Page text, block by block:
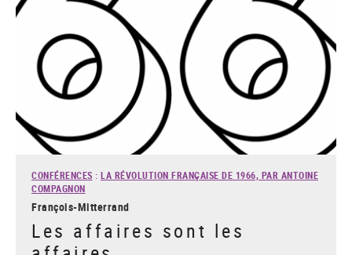
CONFÉRENCES : LA RÉVOLUTION FRANÇAISE DE 1966, PAR ANTOINE
COMPAGNON
François-Mitterrand
Les affaires sont les